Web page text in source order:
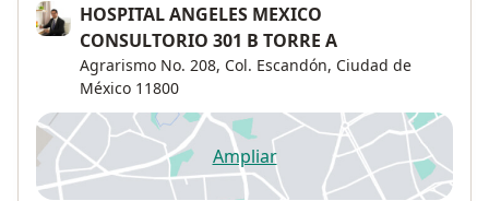
HOSPITAL ANGELES MEXICO
CONSULTORIO 301 B TORRE A
Agrarismo No. 208, Col. Escandón, Ciudad de
México 11800
Ampliarse abre en una nueva